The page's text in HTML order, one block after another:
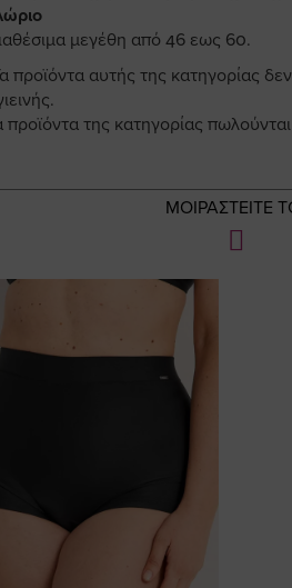
μεγέθη από 46 εως 60.
προϊόντα αυτής της κατηγορίας
προϊόντα της κατηγορίας
ΜΟΙΡΑΣΤΕΙΤΕ